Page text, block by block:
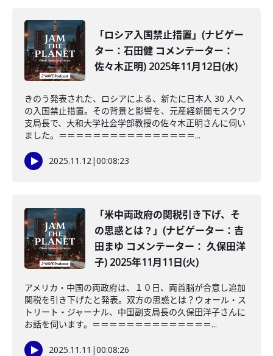
「ロシア入国禁止措置」(ナビゲー
ター：石田健 コメンテーター：
佐々木正明) 2025年11月12日(水)
きのう発表された、ロシアによる、新たに日本人 30 人へ
の入国禁止措置。その背景と影響を、元産経新聞モスクワ
支局長で、大和大学社会学部教授の佐々木正明さんに伺い
ました。＝＝＝＝＝＝＝＝＝＝＝＝＝＝＝＝...
2025.11.12|00:08:23
「米中両政府の関税引き下げ、そ
の思惑とは？」(ナビゲーター：吉
田まゆ コメンテーター： 久保田洋
子) 2025年11月11日(火)
アメリカ・中国の両政府は、１０日、両首脳が合意し追加
関税を引き下げたと発表。双方の思惑とは？ウォール・ス
トリート・ジャーナル、中国副支局長の久保田洋子さんに
お話を伺います。＝＝＝＝＝＝＝＝＝＝＝＝＝＝...
2025.11.11 |00:08:26